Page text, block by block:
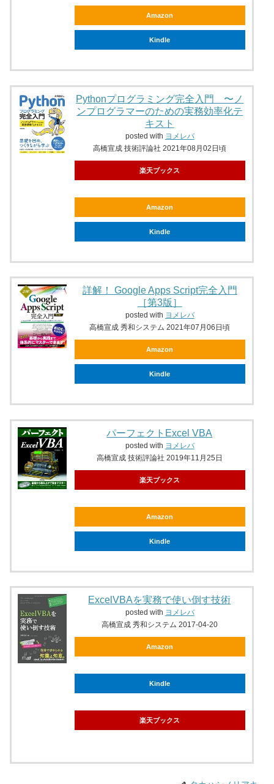
Amazon
Kindle
Pythonプログラミング完全入門 〜ノ
ンプログラマーのための実務効率化テ
キスト
posted with ヨメレバ
高橋宣成 技術評論社 2021年08月02日頃
楽天ブックス
Amazon
Kindle
詳解！ Google Apps Script完全入門
［第3版］
posted with ヨメレバ
高橋宣成 秀和システム 2021年07月06日頃
Amazon
Kindle
パーフェクトExcel VBA
posted with ヨメレバ
高橋宣成 技術評論社 2019年11月25日
楽天ブックス
Amazon
Kindle
ExcelVBAを実務で使い倒す技術
posted with ヨメレバ
高橋宣成 秀和システム 2017-04-20
Amazon
Kindle
楽天ブックス